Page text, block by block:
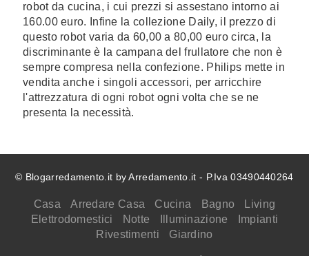
robot da cucina, i cui prezzi si assestano intorno ai
160.00 euro. Infine la collezione Daily, il prezzo di
questo robot varia da 60,00 a 80,00 euro circa, la
discriminante è la campana del frullatore che non è
sempre compresa nella confezione. Philips mette in
vendita anche i singoli accessori, per arricchire
l'attrezzatura di ogni robot ogni volta che se ne
presenta la necessità.
© Blogarredamento.it by Arredamento.it - P.Iva 03490440264
Casa Arredare Casa Cucina Bagno
Living
Elettrodomestici
Notte Illuminazione
Impianti
Rivestimenti
Giardino